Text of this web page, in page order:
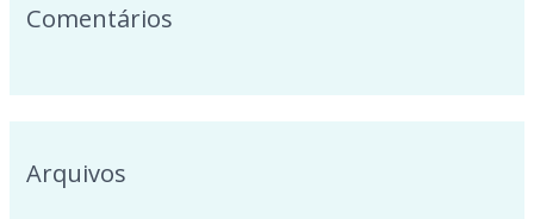
Comentários
Arquivos